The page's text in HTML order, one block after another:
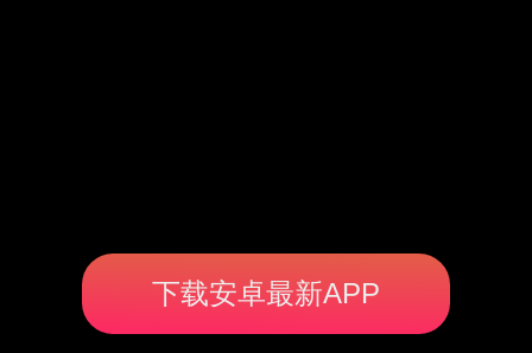
下载安卓最新APP